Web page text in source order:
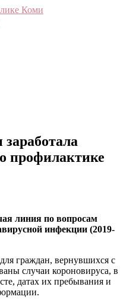
профилактике
линия по вопросам
инфекции (2019-
граждан, вернувшихся с
случаи короновируса, в
датах их пребывания и